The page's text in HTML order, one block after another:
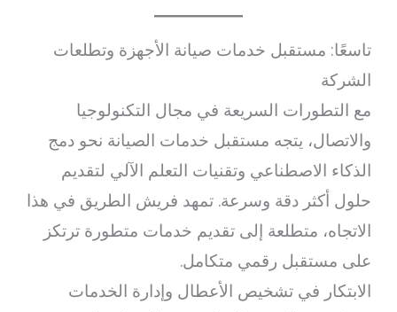
تاسعًا: مستقبل خدمات صيانة الأجهزة وتطلعات
الشركة
مع التطورات السريعة في مجال التكنولوجيا
والاتصال، يتجه مستقبل خدمات الصيانة نحو دمج
الذكاء الاصطناعي وتقنيات التعلم الآلي لتقديم
حلول أكثر دقة وسرعة. تمهد فريش الطريق في هذا
الاتجاه، متطلعة إلى تقديم خدمات متطورة ترتكز
على مستقبل رقمي متكامل.
الابتكار في تشخيص الأعطال وإدارة الخدمات